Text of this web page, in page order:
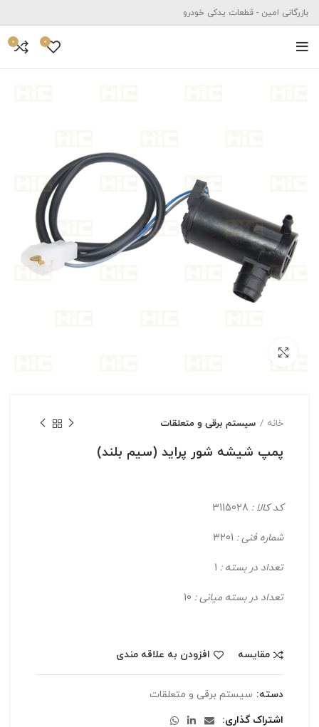
بازرگانی امین - قطعات یدکی خودرو
0
0
خانه سیستم برقی و متعلقات
پمپ شیشه شور پراید (سیم بلند)
کد کالا :
شماره فنی :
تعداد در بسته : 1
تعداد در بسته میانی :
مقایسه افزودن به علاقه مندی
دسته: سیستم برقی و متعلقات
اشتراک گذاری